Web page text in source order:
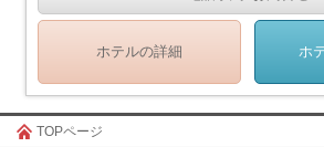
ホテルの詳細 ホ
TOPページ